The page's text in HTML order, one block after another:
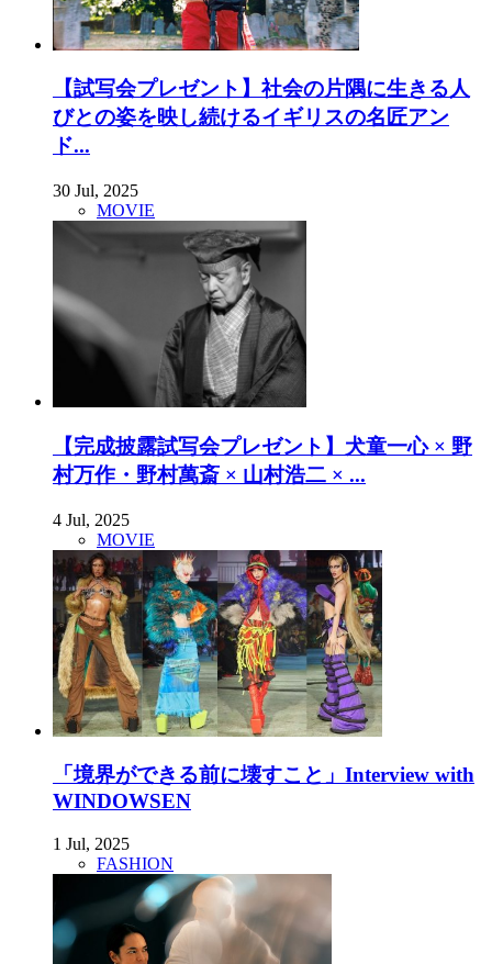
【試写会プレゼント】社会の片隅に生きる人
びとの姿を映し続けるイギリスの名匠アン
ド...
30 Jul, 2025
MOVIE
【完成披露試写会プレゼント】犬童一心 × 野
村万作・野村萬斎 × 山村浩二 × ...
4 Jul, 2025
MOVIE
「境界ができる前に壊すこと」Interview with
WINDOWSEN
1 Jul, 2025
FASHION